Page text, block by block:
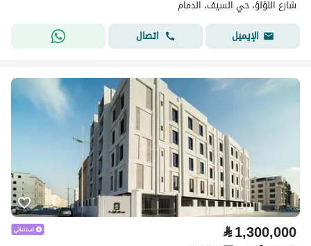
شارع اللؤلؤ، حي السيف، الدمام
الإيميل
اتصال
⃁1,300,000